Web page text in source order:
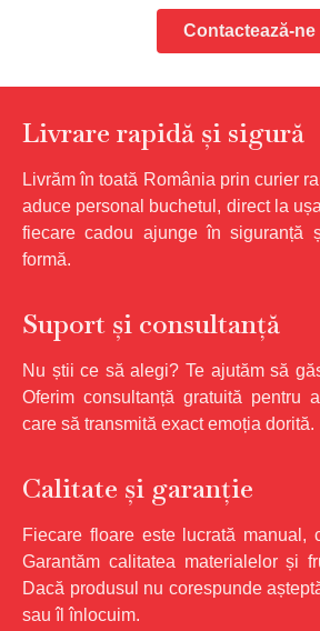
Contactează-ne
Livrare rapidă și sigură
Livrăm în toată România prin curier
aduce personal buchetul, direct la
fiecare cadou ajunge în siguranță
formă.
Suport și consultanță
Nu știi ce să alegi? Te ajutăm să
Oferim consultanță gratuită pentru
care să transmită exact emoția dorită.
Calitate și garanție
Fiecare floare este lucrată manual,
Garantăm calitatea materialelor și
Dacă produsul nu corespunde
sau îl înlocuim.